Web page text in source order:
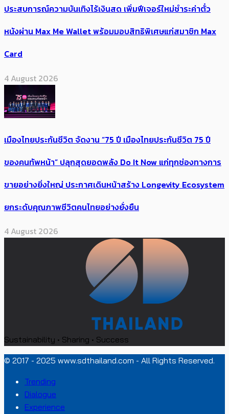
ประสบการณ์ความบันเทิงไร้เงินสด เพิ่มฟีเจอร์ใหม่ชำระค่าตั๋ว
หนังผ่าน Max Me Wallet พร้อมมอบสิทธิพิเศษแก่สมาชิก Max
Card
4 August 2026
เมืองไทยประกันชีวิต จัดงาน “75 ปี เมืองไทยประกันชีวิต 75 ปี
ของคนทัพหน้า” ปลุกสุดยอดพลัง Do It Now แก่ทุกช่องทางการ
ขายอย่างยิ่งใหญ่ ประกาศเดินหน้าสร้าง Longevity Ecosystem
ยกระดับคุณภาพชีวิตคนไทยอย่างยั่งยืน
4 August 2026
Sustainability • Sharing • Success
© 2017 - 2025 www.sdthailand.com - All Rights Reserved.
Trending
Dialogue
Experience